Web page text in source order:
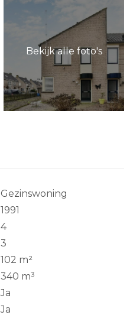
Bekijk alle foto's
Gezinswoning
1991
4
3
102 m²
340 m³
Ja
Ja